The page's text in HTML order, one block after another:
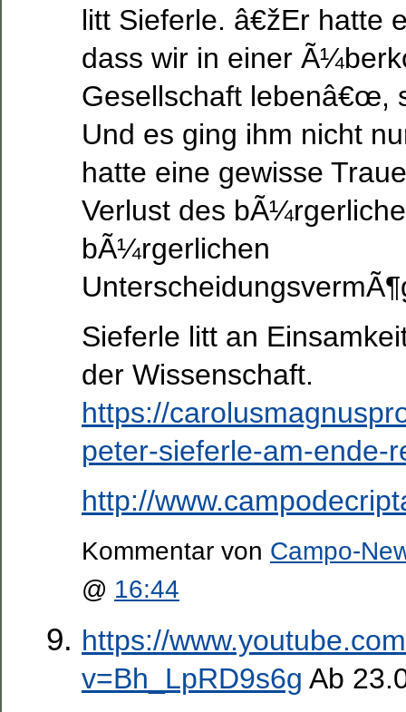
litt Sieferle. â€žEr hatte
dass wir in einer
Gesellschaft lebenâ€œ,
Und es ging ihm nicht
hatte eine gewisse
Verlust des
bÃ¼rgerlichen
Sieferle litt an
der Wissenschaft.
https://
peter-sieferle-am-ende-
http://
Kommentar von Campo-
@ 16:44
https://
v=Bh_LpRD9s6g Ab